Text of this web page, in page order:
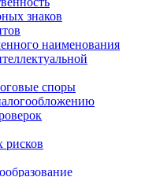
знаков
наименования
споры
рисков